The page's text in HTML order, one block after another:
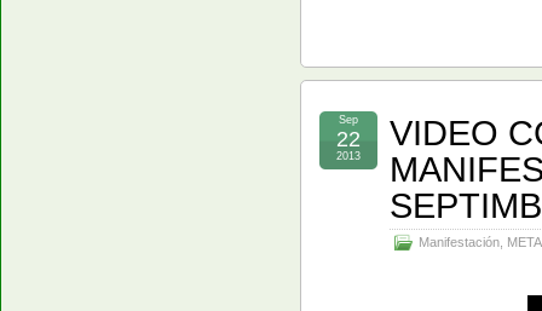
VIDEO
Manifestación
Sep
22
2013